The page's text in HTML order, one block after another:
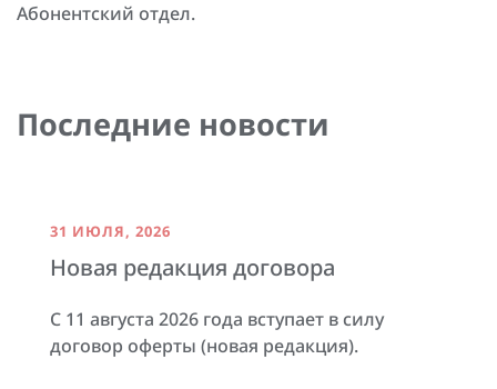
Абонентский отдел.
Последние новости
31 ИЮЛЯ, 2026
Новая редакция договора
С 11 августа 2026 года вступает в силу
договор оферты (новая редакция).